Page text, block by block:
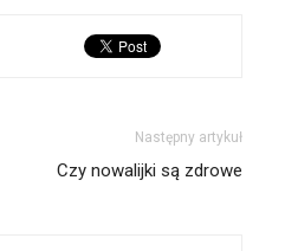
Następny artykuł
Czy nowalijki są zdrowe